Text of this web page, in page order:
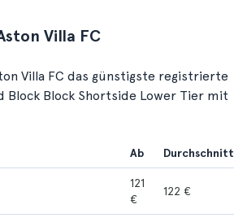
Villa FC
Villa FC das günstigste registrierte
Block Block Shortside Lower Tier mit
Ab Durchschnitt
121
€
122 €